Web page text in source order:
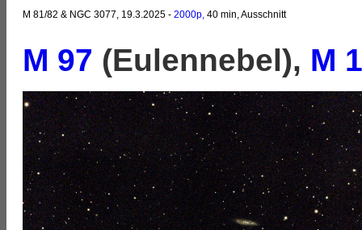
M 81/82 & NGC 3077, 19.3.2025 - 2000p, 40 min, Ausschnitt
M 97 (Eulennebel), M